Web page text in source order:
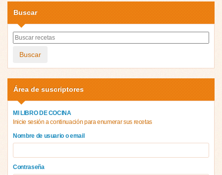
Buscar
Buscar
Área de suscriptores
MI LIBRO DE COCINA
Inicie sesión a continuación para enumerar sus recetas
Nombre de usuario o email
Contraseña